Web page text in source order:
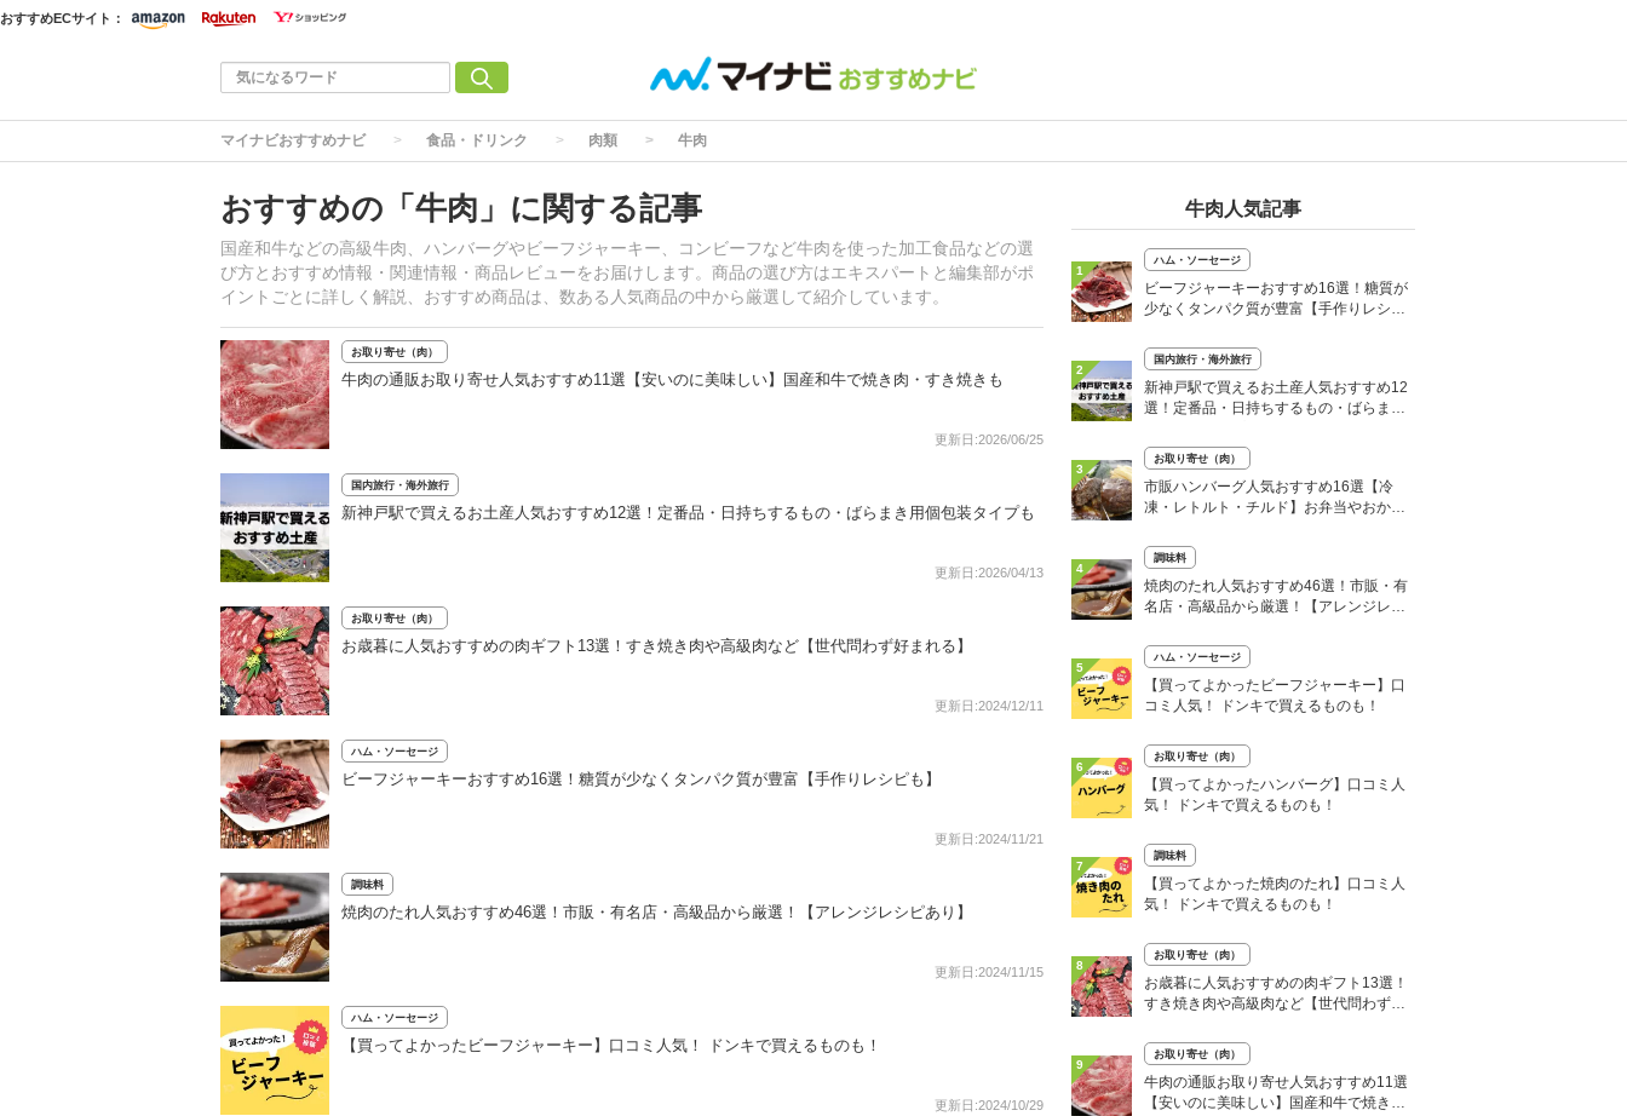
おすすめECサイト：
マイナビおすすめナビ 食品・ドリンク 肉類 牛肉
おすすめの「牛肉」に関する記事
国産和牛などの高級牛肉、ハンバーグやビーフジャーキー、コンビーフなど牛肉を使った加工食品などの選
び方とおすすめ情報・関連情報・商品レビューをお届けします。商品の選び方はエキスパートと編集部がポ
イントごとに詳しく解説、おすすめ商品は、数ある人気商品の中から厳選して紹介しています。
お取り寄せ（肉）
牛肉の通販お取り寄せ人気おすすめ11選【安いのに美味しい】国産和牛で焼き肉・すき焼きも
更新日:2026/06/25
国内旅行・海外旅行
新神戸駅で買えるお土産人気おすすめ12選！定番品・日持ちするもの・ばらまき用個包装タイプも
更新日:2026/04/13
お取り寄せ（肉）
お歳暮に人気おすすめの肉ギフト13選！すき焼き肉や高級肉など【世代問わず好まれる】
更新日:2024/12/11
ハム・ソーセージ
ビーフジャーキーおすすめ16選！糖質が少なくタンパク質が豊富【手作りレシピも】
更新日:2024/11/21
調味料
焼肉のたれ人気おすすめ46選！市販・有名店・高級品から厳選！【アレンジレシピあり】
更新日:2024/11/15
ハム・ソーセージ
【買ってよかったビーフジャーキー】口コミ人気！ ドンキで買えるものも！
更新日:2024/10/29
牛肉人気記事
1
ハム・ソーセージ
ビーフジャーキーおすすめ16選！糖質が
少なくタンパク質が豊富【手作りレシピ
2
国内旅行・海外旅行
新神戸駅で買えるお土産人気おすすめ12
選！定番品・日持ちするもの・ばらまき
3
お取り寄せ（肉）
市販ハンバーグ人気おすすめ16選【冷
凍・レトルト・チルド】お弁当やおかず
4
調味料
焼肉のたれ人気おすすめ46選！市販・有
名店・高級品から厳選！【アレンジレシ
5
ハム・ソーセージ
【買ってよかったビーフジャーキー】口
コミ人気！ ドンキで買えるものも！
6
お取り寄せ（肉）
【買ってよかったハンバーグ】口コミ人
気！ ドンキで買えるものも！
7
調味料
【買ってよかった焼肉のたれ】口コミ人
気！ ドンキで買えるものも！
8
お取り寄せ（肉）
お歳暮に人気おすすめの肉ギフト13選！
すき焼き肉や高級肉など【世代問わず好
9
お取り寄せ（肉）
牛肉の通販お取り寄せ人気おすすめ11選
【安いのに美味しい】国産和牛で焼き